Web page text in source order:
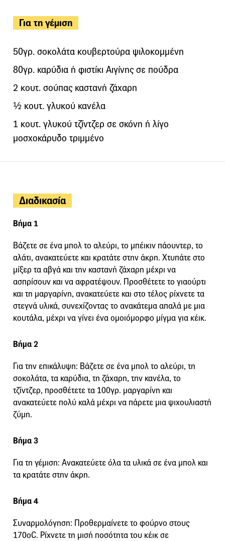
Για τη γέμιση
50γρ. σοκολάτα κουβερτούρα ψιλοκομμένη
80γρ. καρύδια ή φιστίκι Αιγίνης σε πούδρα
2 κουτ. σούπας καστανή ζάχαρη
½ κουτ. γλυκού κανέλα
1 κουτ. γλυκού τζίντζερ σε σκόνη ή λίγο
μοσχοκάρυδο τριμμένο
Διαδικασία
Βήμα 1
Βάζετε σε ένα μπολ το αλεύρι, το μπέικιν πάουντερ, το
αλάτι, ανακατεύετε και κρατάτε στην άκρη. Χτυπάτε στο
μίξερ τα αβγά και την καστανή ζάχαρη μέχρι να
ασπρίσουν και να αφρατέψουν. Προσθέτετε το γιαούρτι
και τη μαργαρίνη, ανακατεύετε και στο τέλος ρίχνετε τα
στεγνά υλικά, συνεχίζοντας το ανακάτεμα απαλά με μια
κουτάλα, μέχρι να γίνει ένα ομοιόμορφο μίγμα για κέικ.
Βήμα 2
Για την επικάλυψη: Βάζετε σε ένα μπολ το αλεύρι, τη
σοκολάτα, τα καρύδια, τη ζάχαρη, την κανέλα, το
τζίντζερ, προσθέτετε τα 100γρ. μαργαρίνη και
ανακατεύετε πολύ καλά μέχρι να πάρετε μια ψιχουλιαστή
ζύμη.
Βήμα 3
Για τη γέμιση: Ανακατεύετε όλα τα υλικά σε ένα μπολ και
τα κρατάτε στην άκρη.
Βήμα 4
Συναρμολόγηση: Προθερμαίνετε το φούρνο στους
170οC. Ρίχνετε τη μισή ποσότητα του κέικ σε